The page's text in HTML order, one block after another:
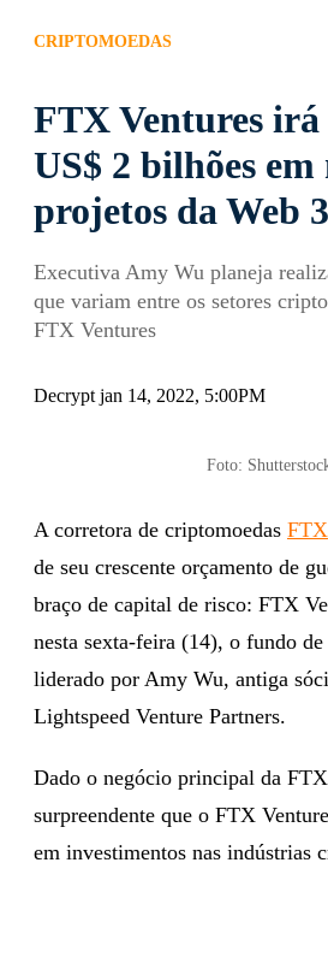
CRIPTOMOEDAS
FTX Ventures
US$ 2 bilhões em
projetos da Web 3
Executiva Amy Wu planeja
que variam entre os setores
FTX Ventures
Decrypt jan 14, 2022, 5:00PM
Foto:
A corretora de criptomoedas FTX
de seu crescente orçamento de
braço de capital de risco: FTX
nesta sexta-feira (14), o fundo
liderado por Amy Wu, antiga
Lightspeed Venture Partners.
Dado o negócio principal da
surpreendente que o FTX
em investimentos nas indústrias